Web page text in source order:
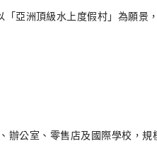
亞洲頂級水上度假村」為願景
公室、零售店及國際學校，規